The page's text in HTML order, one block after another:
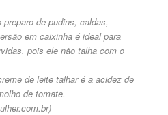
de pudins, caldas,
em caixinha é ideal para
pois ele não talha com o
de leite talhar é a acidez de
de tomate.
)